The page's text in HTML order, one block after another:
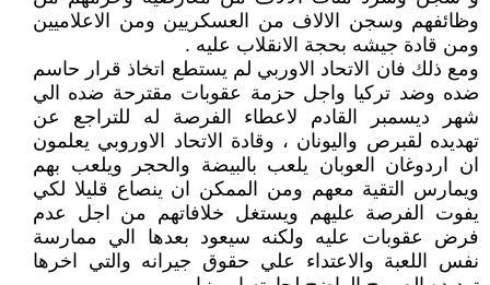
وظائفهم وسجن الالاف من العسكريين ومن الاعلاميين
ومن قادة جيشه بحجة الانقلاب عليه .
ومع ذلك فان الاتحاد الاوربي لم يستطع اتخاذ قرار حاسم
ضده وضد تركيا واجل حزمة عقوبات مقترحة ضده الي
شهر ديسمبر القادم لاعطاء الفرصة له للتراجع عن
تهديده لقبرص واليونان ، وقادة الاتحاد الاوروبي يعلمون
ان اردوغان العوبان يلعب بالبيضة والحجر ويلعب بهم
ويمارس التقية معهم ومن الممكن ان ينصاع قليلا لكي
يفوت الفرصة عليهم ويستغل خلافاتهم من اجل عدم
فرض عقوبات عليه ولكنه سيعود بعدها الي ممارسة
نفس اللعبة والاعتداء علي حقوق جيرانه والتي اخرها